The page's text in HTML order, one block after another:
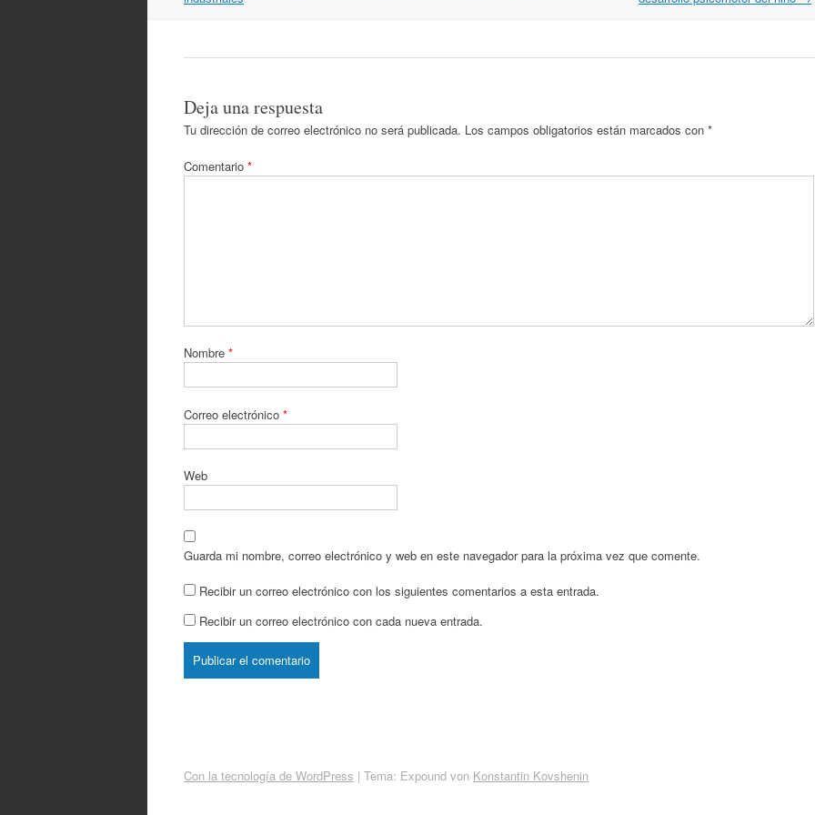
Deja una respuesta
Tu dirección de correo electrónico no será publicada. Los campos obligatorios están marcados con *
Comentario *
Nombre *
Correo electrónico *
Web
Guarda mi nombre, correo electrónico y web en este navegador para la próxima vez que comente.
Recibir un correo electrónico con los siguientes comentarios a esta entrada.
Recibir un correo electrónico con cada nueva entrada.
Con la tecnología de WordPress | Tema: Expound von Konstantin Kovshenin